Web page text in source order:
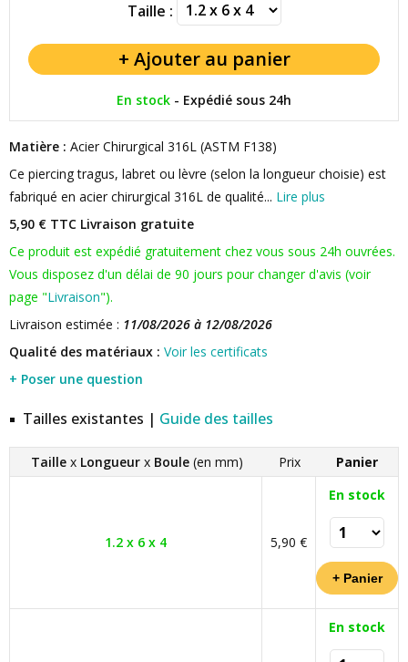
Taille :
En stock - Expédié sous 24h
Matière : Acier Chirurgical 316L (ASTM F138)
Ce piercing tragus, labret ou lèvre (selon la longueur choisie) est
fabriqué en acier chirurgical 316L de qualité... Lire plus
5,90 € TTC Livraison gratuite
Ce produit est expédié gratuitement chez vous sous 24h ouvrées.
Vous disposez d'un délai de 90 jours pour changer d'avis (voir
page "Livraison").
Livraison estimée : 11/08/2026 à 12/08/2026
Qualité des matériaux : Voir les certificats
+ Poser une question
Tailles existantes | Guide des tailles
Taillex Longueurx Boule(en mm) Prix Panier
1.2 x 6 x 4 5,90 €
En stock
En stock